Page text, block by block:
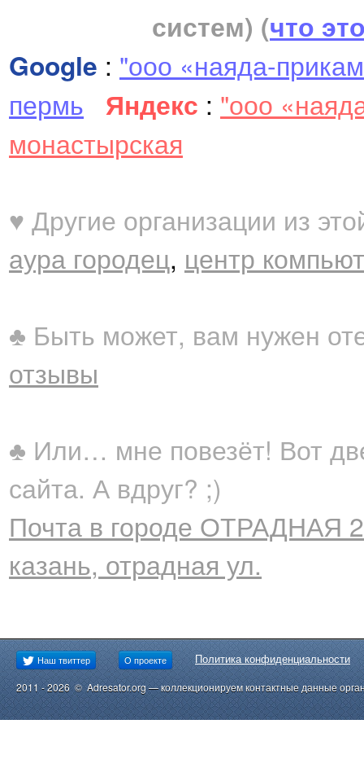
систем) (что
Google : "ооо «наяда-
пермь
Яндекс : "ооо
монастырская
♥ Другие организации из
аура городец, центр
♣ Быть может, вам нужен
отзывы
♣ Или… мне повезёт! Вот
сайта. А вдруг? ;)
Почта в городе ОТРАДНАЯ
казань, отрадная ул.
Наш твиттер О проекте Политика конфиденциальности
2011 - 2026 © Adresator.org — коллекционируем контактные данные